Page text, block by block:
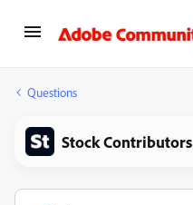
Questions
Stock Contributors